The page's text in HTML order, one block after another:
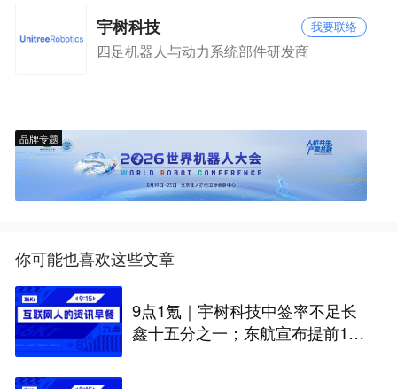
宇树科技 我要联络
四足机器人与动力系统部件研发商
品牌专题
你可能也喜欢这些文章
9点1氪｜宇树科技中签率不足长
鑫十五分之一；东航宣布提前14